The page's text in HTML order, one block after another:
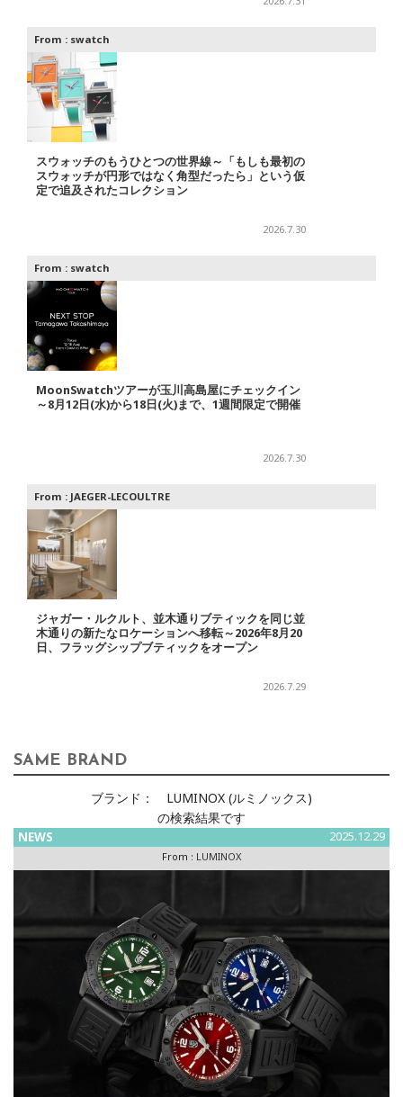
From : swatch
スウォッチのもうひとつの世界線～「もしも最初の
スウォッチが円形ではなく角型だったら」という仮
定で追及されたコレクション
2026.7.30
From : swatch
MoonSwatchツアーが玉川高島屋にチェックイン
～8月12日(水)から18日(火)まで、1週間限定で開催
2026.7.30
From : JAEGER-LECOULTRE
ジャガー・ルクルト、並木通りブティックを同じ並
木通りの新たなロケーションへ移転～2026年8月20
日、フラッグシップブティックをオープン
2026.7.29
SAME BRAND
ブランド：
LUMINOX (ルミノックス)
の検索結果です
NEWS 2025.12.29
From : LUMINOX